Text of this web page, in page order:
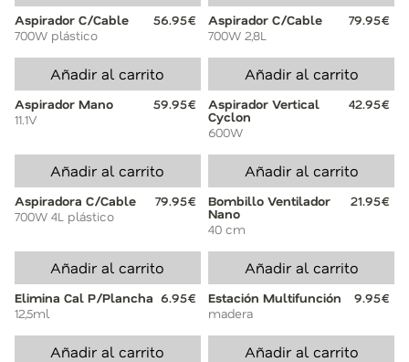
Aspirador C/Cable
56.95€
700W plástico
Aspirador C/Cable
79.95€
700W 2,8L
Añadir al carrito
Aspirador Mano
59.95€
11.1V
Añadir al carrito
Aspirador Vertical
Cyclon
42.95€
600W
Añadir al carrito
Aspiradora C/Cable
79.95€
700W 4L plástico
Añadir al carrito
Bombillo Ventilador
Nano
21.95€
40 cm
Añadir al carrito
Elimina Cal P/Plancha 6.95€
12,5ml
Añadir al carrito
Estación Multifunción
9.95€
madera
Añadir al carrito Añadir al carrito